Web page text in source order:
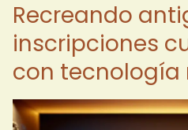
Recreando
inscripciones
con tecnología